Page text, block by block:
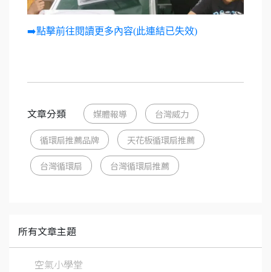
➡️點擊前往閱讀更多內容(此連結已失效)
文章分類 媒體報導 台灣威力
循環扇推薦品牌 天花板循環扇推薦
台灣循環扇 台灣循環扇推薦
所有文章主題
空氣小學堂